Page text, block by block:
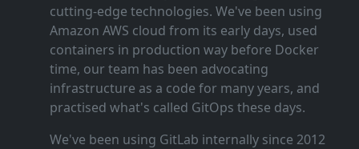
cutting‑edge technologies. We've been using
Amazon AWS cloud from its early days, used
containers in production way before Docker
time, our team has been advocating
infrastructure as a code for many years, and
practised what's called GitOps these days.
We've been using GitLab internally since 2012